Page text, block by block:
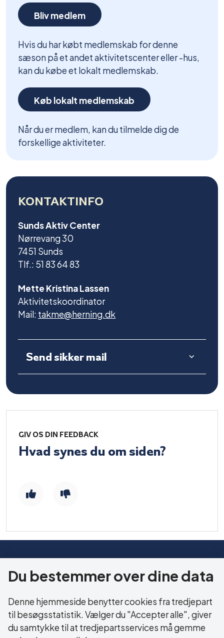
Bliv medlem
Hvis du har købt medlemskab for denne
sæson på et andet aktivitetscenter eller -hus,
kan du købe et lokalt medlemskab.
Køb lokalt medlemskab
Når du er medlem, kan du tilmelde dig de
forskellige aktiviteter.
KONTAKTINFO
Sunds Aktiv Center
Nørrevang 30
7451 Sunds
Tlf.: 51 83 64 83
Mette Kristina Lassen
Aktivitetskoordinator
Mail:takme@herning.dk
Send sikker mail
GIV OS DIN FEEDBACK
Hvad synes du om siden?
Sundhed og Ældre
Bethaniagade 3B
7400 Herning
Du bestemmer over dine data
Denne hjemmeside benytter cookies fra tredjepart
til besøgsstatistik. Vælger du "Accepter alle", giver
du samtykke til at tredjepartsservices må gemme